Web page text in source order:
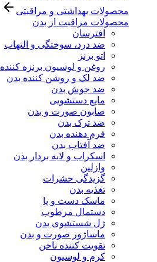
محصولات بهداشتی و مراقبتی
محصولات مراقبت از بدن
افترسان
ضد درد، سوختگی و التهاب
اتو برنز
روغن و لوسیون برنزه کننده
ضد لک و روشن کننده بدن
ضد جوش بدن
مایع دستشویی
صابون صورت و بدن
ضد ترک بدن
فرم دهنده بدن
ضد آفتاب بدن
اسکراب و لایه بردار بدن
وازلین
گزیدگی حشرات
تغذیه بدن
ماسک دست و پا
دستمال مرطوب
ژل شستشوی بدن
ماساژور صورت و بدن
تقویت کننده ناخن
کرم و لوسیون